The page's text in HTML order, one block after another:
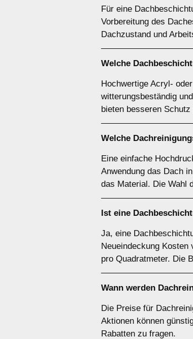
Für eine
Vorbereitung des
Dachzustand und
Welche
Hochwertige Acryl-
witterungsbeständig
bieten besseren
Welche
Eine einfache
Anwendung das Dach
das Material. Die Wahl
Ist eine
Ja, eine
Neueindeckung Kosten
pro Quadratmeter. Die
Wann werden
Die Preise für
Aktionen können
Rabatten zu fragen.